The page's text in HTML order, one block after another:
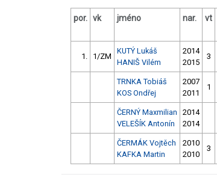
por. vk jméno nar. vt
1. 1/ZM
KUTÝ Lukáš
HANIŠ Vilém
2014
2015
3
TRNKA Tobiáš
KOS Ondřej
2007
2011
1
ČERNÝ Maxmilian
VELEŠÍK Antonín
2014
2014
ČERMÁK Vojtěch
KAFKA Martin
2010
2010
3